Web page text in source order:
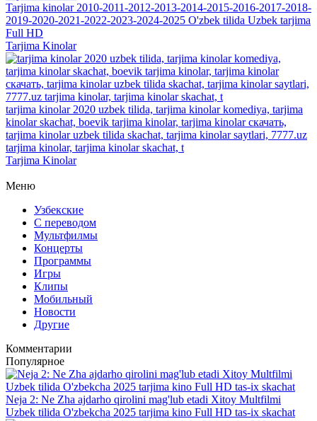
Tarjima kinolar 2010-2011-2012-2013-2014-2015-2016-2017-2018-
2019-2020-2021-2022-2023-2024-2025 O'zbek tilida Uzbek tarjima
Full HD
Tarjima Kinolar
tarjima kinolar 2020 uzbek tilida, tarjima kinolar komediya, tarjima
kinolar skachat, boevik tarjima kinolar, tarjima kinolar скачать,
tarjima kinolar uzbek tilida skachat, tarjima kinolar saytlari, 7777.uz
tarjima kinolar, tarjima kinolar skachat, t
Tarjima Kinolar
Меню
Узбекские
С переводом
Мультфилмы
Концерты
Программы
Игры
Клипы
Мобильный
Новости
Другие
Комментарии
Популярное
Neja 2: Ne Zha ajdarho qirolini mag'lub etadi Xitoy Multfilmi
Uzbek tilida O'zbekcha 2025 tarjima kino Full HD tas-ix skachat